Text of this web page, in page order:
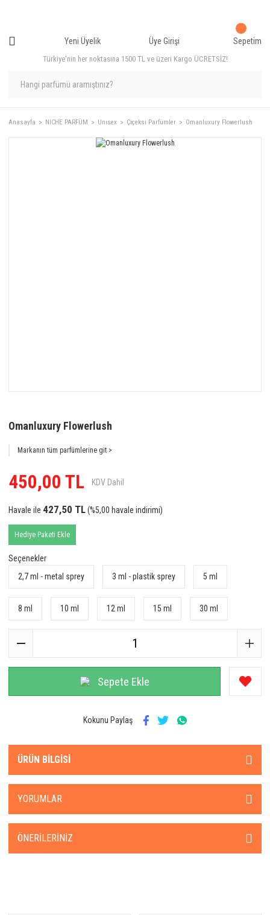
Türkiye'nin her noktasına 1500 TL ve üzeri Kargo ÜCRETSİZ!
Yeni Üyelik Üye Girişi Sepetim
Anasayfa NICHE PARFÜM Unısex Çiçeksi Parfümler Omanluxury Flowerlush
Omanluxury Flowerlush
Markanın tüm parfümlerine git >
450,00 TL KDV Dahil
Havale ile 427,50 TL(%5,00 havale indirimi)
Hediye Paketi Ekle
Seçenekler
2,7 ml - metal sprey
3 ml - plastik sprey 5 ml
8 ml 10 ml 12 ml 15 ml 30 ml
Sepete Ekle
Kokunu Paylaş
ÜRÜN BILGISI
YORUMLAR
ÖNERILERINIZ